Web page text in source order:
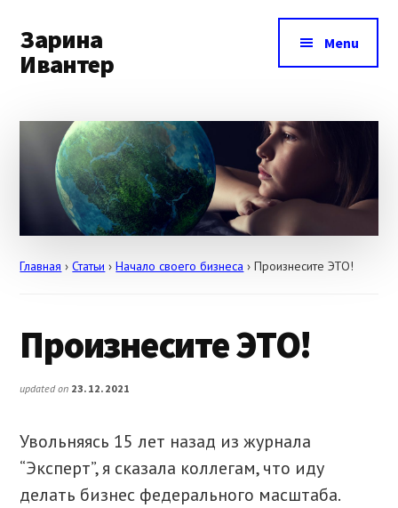
main
content
primary
sidebar
footer
menuЗарина
Ивантер
продвигать
свои
услуги
Menu
Главная ›Статьи ›Начало своего бизнеса ›Произнесите ЭТО!
Произнесите ЭТО!
updated on 23.12.2021
Увольняясь 15 лет назад из журнала
“Эксперт”, я сказала коллегам, что иду
делать бизнес федерального масштаба.